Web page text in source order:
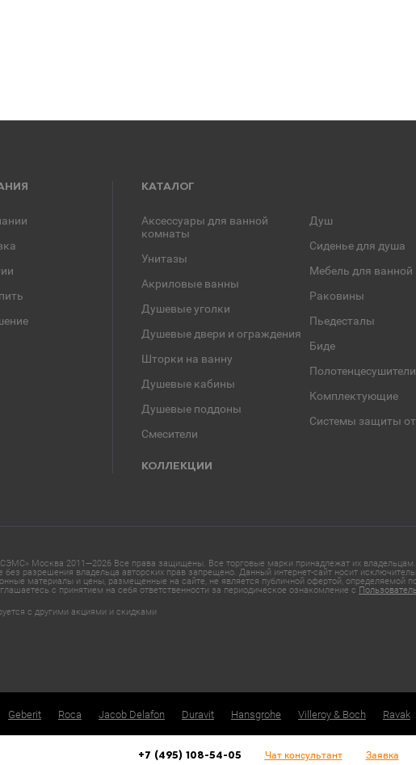
КАТАЛОГ
Аксессуары для ванной
комнаты
Унитазы
Акриловые ванны
Душевые уголки
Душевые двери и ограждения
Шторки на ванну
Душевые кабины
Душевые поддоны
Смесители
Душ
Сиденье для душа
Мебель для ванной
Раковины
Пьедесталы
Биде
Полотенцесушители
Комплектующие
Системы защиты от
КОЛЛЕКЦИИ
Москва 2011—2026 Все права защищены. Все торговые марки принадлежат их
разрешения владельца авторских прав запрещено. Данный интернет-сайт носит
материалы и цены, размещенные на сайте, не является публичной офертой, определяемой
с принятием на себя ответственности за периодическое ознакомление с
с другими акциями и скидками
Geberit Roca Jacob Delafon Duravit Hansgrohe Villeroy & Boch Ravak
+7 (495) 108-54-05 Чат консультант Заявка